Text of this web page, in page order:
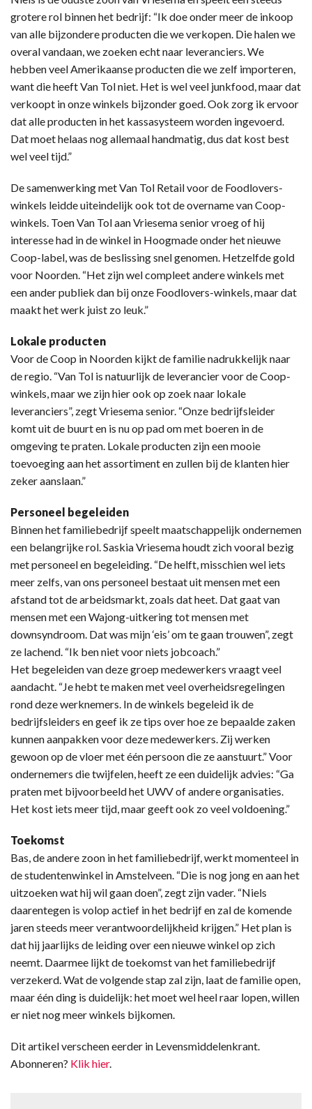
grotere rol binnen het bedrijf: “Ik doe onder meer de inkoop
van alle bijzondere producten die we verkopen. Die halen we
overal vandaan, we zoeken echt naar leveranciers. We
hebben veel Amerikaanse producten die we zelf importeren,
want die heeft Van Tol niet. Het is wel veel junkfood, maar dat
verkoopt in onze winkels bijzonder goed. Ook zorg ik ervoor
dat alle producten in het kassasysteem worden ingevoerd.
Dat moet helaas nog allemaal handmatig, dus dat kost best
wel veel tijd.”
De samenwerking met Van Tol Retail voor de Foodlovers-
winkels leidde uiteindelijk ook tot de overname van Coop-
winkels. Toen Van Tol aan Vriesema senior vroeg of hij
interesse had in de winkel in Hoogmade onder het nieuwe
Coop-label, was de beslissing snel genomen. Hetzelfde gold
voor Noorden. “Het zijn wel compleet andere winkels met
een ander publiek dan bij onze Foodlovers-winkels, maar dat
maakt het werk juist zo leuk.”
Lokale producten
Voor de Coop in Noorden kijkt de familie nadrukkelijk naar
de regio. “Van Tol is natuurlijk de leverancier voor de Coop-
winkels, maar we zijn hier ook op zoek naar lokale
leveranciers”, zegt Vriesema senior. “Onze bedrijfsleider
komt uit de buurt en is nu op pad om met boeren in de
omgeving te praten. Lokale producten zijn een mooie
toevoeging aan het assortiment en zullen bij de klanten hier
zeker aanslaan.”
Personeel begeleiden
Binnen het familiebedrijf speelt maatschappelijk ondernemen
een belangrijke rol. Saskia Vriesema houdt zich vooral bezig
met personeel en begeleiding. “De helft, misschien wel iets
meer zelfs, van ons personeel bestaat uit mensen met een
afstand tot de arbeidsmarkt, zoals dat heet. Dat gaat van
mensen met een Wajong-uitkering tot mensen met
downsyndroom. Dat was mijn ‘eis’ om te gaan trouwen”, zegt
ze lachend. “Ik ben niet voor niets jobcoach.”
Het begeleiden van deze groep medewerkers vraagt veel
aandacht. “Je hebt te maken met veel overheidsregelingen
rond deze werknemers. In de winkels begeleid ik de
bedrijfsleiders en geef ik ze tips over hoe ze bepaalde zaken
kunnen aanpakken voor deze medewerkers. Zij werken
gewoon op de vloer met één persoon die ze aanstuurt.” Voor
ondernemers die twijfelen, heeft ze een duidelijk advies: “Ga
praten met bijvoorbeeld het UWV of andere organisaties.
Het kost iets meer tijd, maar geeft ook zo veel voldoening.”
Toekomst
Bas, de andere zoon in het familiebedrijf, werkt momenteel in
de studentenwinkel in Amstelveen. “Die is nog jong en aan het
uitzoeken wat hij wil gaan doen”, zegt zijn vader. “Niels
daarentegen is volop actief in het bedrijf en zal de komende
jaren steeds meer verantwoordelijkheid krijgen.” Het plan is
dat hij jaarlijks de leiding over een nieuwe winkel op zich
neemt. Daarmee lijkt de toekomst van het familiebedrijf
verzekerd. Wat de volgende stap zal zijn, laat de familie open,
maar één ding is duidelijk: het moet wel heel raar lopen, willen
er niet nog meer winkels bijkomen.
Dit artikel verscheen eerder in Levensmiddelenkrant.
Abonneren? Klik hier.